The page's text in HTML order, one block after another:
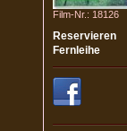
Film-Nr.: 18126